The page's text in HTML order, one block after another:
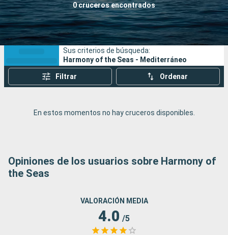
0 cruceros encontrados
Fecha de salida
Puertos Compañías
Buscar
Sus criterios de búsqueda:
Harmony of the Seas - Mediterráneo
Filtrar Ordenar
En estos momentos no hay cruceros disponibles.
Opiniones de los usuarios sobre Harmony of
the Seas
VALORACIÓN MEDIA
4.0 /5